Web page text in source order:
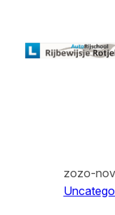
inhoud
zozo-